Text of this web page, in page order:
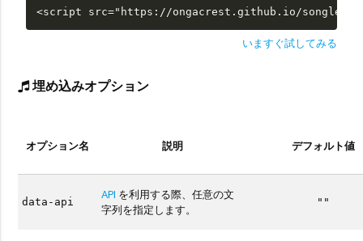
<script src="https://ongacrest.github.io/songle-
いますぐ試してみる
埋め込みオプション
オプション名 説明 デフォルト値
data-api
API を利用する際、任意の文
字列を指定します。
""